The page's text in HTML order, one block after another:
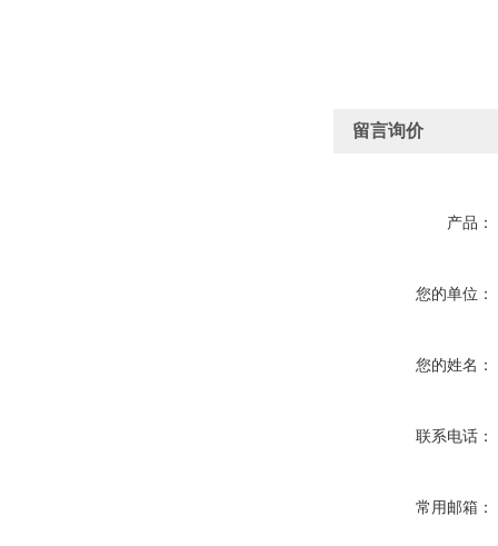
留言询价
产品：
您的单位：
您的姓名：
联系电话：
常用邮箱：